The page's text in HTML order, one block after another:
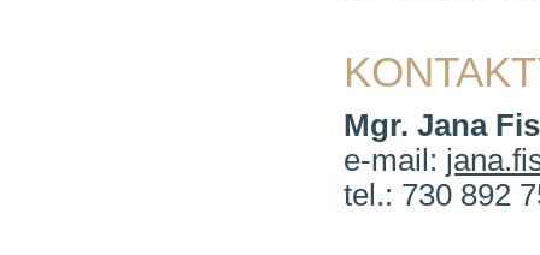
Mgr. Jana
e-mail:
tel.: 730 892